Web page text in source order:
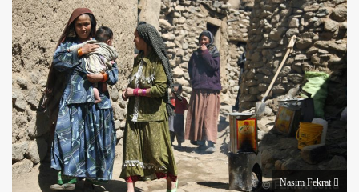
Nasim Fekrat